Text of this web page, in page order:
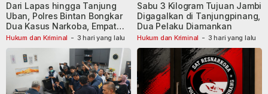
Hukum dan Kriminal - 3 hari yang lalu
Dari Lapas hingga Tanjung
Uban, Polres Bintan Bongkar
Dua Kasus Narkoba, Empat
Tersangka Dibekuk
Hukum dan Kriminal - 3 hari yang lalu
Sabu 3 Kilogram Tujuan Jambi
Digagalkan di Tanjungpinang,
Dua Pelaku Diamankan